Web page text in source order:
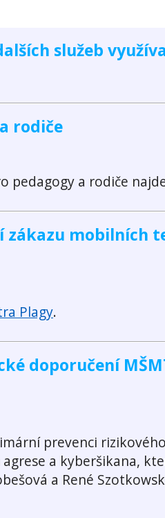
služeb
rodiče
pedagogy a rodiče
zákazu mobilních
Plagy.
doporučení
prevenci
a kyberšikana,
a René